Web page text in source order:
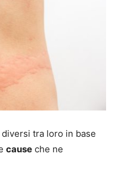
tra loro in base
cause che ne